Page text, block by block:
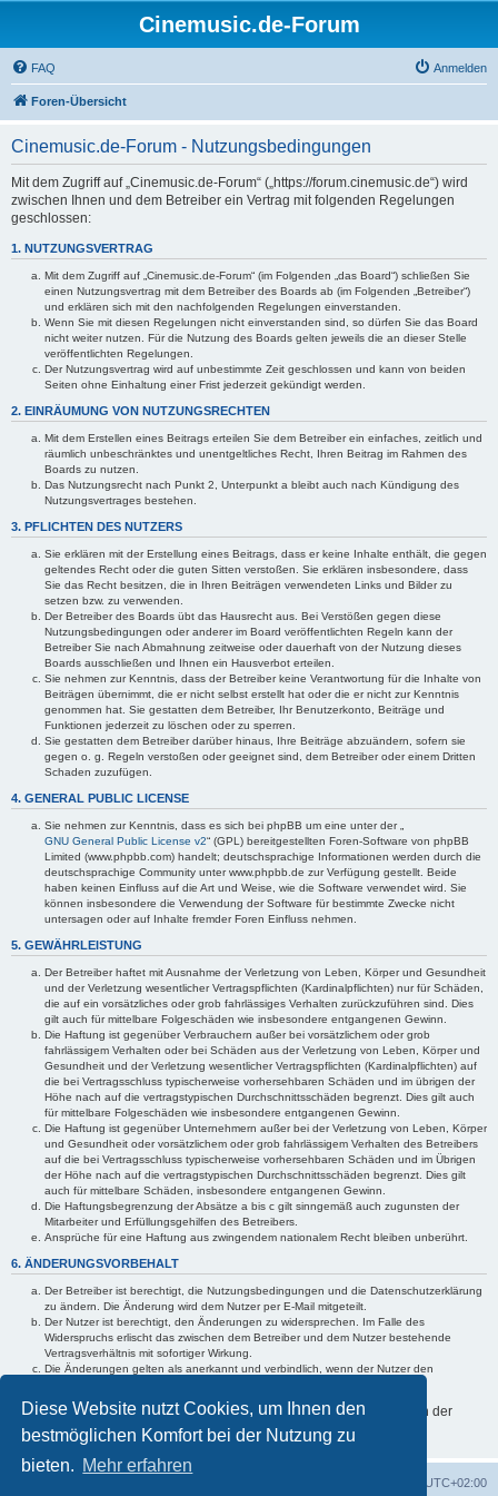
Diese Website nutzt Cookies, um Ihnen den
bestmöglichen Komfort bei der Nutzung zu
bieten. Mehr erfahren
Cinemusic.de-Forum
FAQ Anmelden
Foren-Übersicht
Cinemusic.de-Forum - Nutzungsbedingungen
Mit dem Zugriff auf „Cinemusic.de-Forum“ („https://forum.cinemusic.de“) wird
zwischen Ihnen und dem Betreiber ein Vertrag mit folgenden Regelungen
geschlossen:
1. NUTZUNGSVERTRAG
Mit dem Zugriff auf „Cinemusic.de-Forum“ (im Folgenden „das Board“) schließen Sie
einen Nutzungsvertrag mit dem Betreiber des Boards ab (im Folgenden „Betreiber“)
und erklären sich mit den nachfolgenden Regelungen einverstanden.
Wenn Sie mit diesen Regelungen nicht einverstanden sind, so dürfen Sie das Board
nicht weiter nutzen. Für die Nutzung des Boards gelten jeweils die an dieser Stelle
veröffentlichten Regelungen.
Der Nutzungsvertrag wird auf unbestimmte Zeit geschlossen und kann von beiden
Seiten ohne Einhaltung einer Frist jederzeit gekündigt werden.
2. EINRÄUMUNG VON NUTZUNGSRECHTEN
Mit dem Erstellen eines Beitrags erteilen Sie dem Betreiber ein einfaches, zeitlich und
räumlich unbeschränktes und unentgeltliches Recht, Ihren Beitrag im Rahmen des
Boards zu nutzen.
Das Nutzungsrecht nach Punkt 2, Unterpunkt a bleibt auch nach Kündigung des
Nutzungsvertrages bestehen.
3. PFLICHTEN DES NUTZERS
Sie erklären mit der Erstellung eines Beitrags, dass er keine Inhalte enthält, die gegen
geltendes Recht oder die guten Sitten verstoßen. Sie erklären insbesondere, dass
Sie das Recht besitzen, die in Ihren Beiträgen verwendeten Links und Bilder zu
setzen bzw. zu verwenden.
Der Betreiber des Boards übt das Hausrecht aus. Bei Verstößen gegen diese
Nutzungsbedingungen oder anderer im Board veröffentlichten Regeln kann der
Betreiber Sie nach Abmahnung zeitweise oder dauerhaft von der Nutzung dieses
Boards ausschließen und Ihnen ein Hausverbot erteilen.
Sie nehmen zur Kenntnis, dass der Betreiber keine Verantwortung für die Inhalte von
Beiträgen übernimmt, die er nicht selbst erstellt hat oder die er nicht zur Kenntnis
genommen hat. Sie gestatten dem Betreiber, Ihr Benutzerkonto, Beiträge und
Funktionen jederzeit zu löschen oder zu sperren.
Sie gestatten dem Betreiber darüber hinaus, Ihre Beiträge abzuändern, sofern sie
gegen o. g. Regeln verstoßen oder geeignet sind, dem Betreiber oder einem Dritten
Schaden zuzufügen.
4. GENERAL PUBLIC LICENSE
Sie nehmen zur Kenntnis, dass es sich bei phpBB um eine unter der „
GNU General Public License v2“ (GPL) bereitgestellten Foren-Software von phpBB
Limited (www.phpbb.com) handelt; deutschsprachige Informationen werden durch die
deutschsprachige Community unter www.phpbb.de zur Verfügung gestellt. Beide
haben keinen Einfluss auf die Art und Weise, wie die Software verwendet wird. Sie
können insbesondere die Verwendung der Software für bestimmte Zwecke nicht
untersagen oder auf Inhalte fremder Foren Einfluss nehmen.
5. GEWÄHRLEISTUNG
Der Betreiber haftet mit Ausnahme der Verletzung von Leben, Körper und Gesundheit
und der Verletzung wesentlicher Vertragspflichten (Kardinalpflichten) nur für Schäden,
die auf ein vorsätzliches oder grob fahrlässiges Verhalten zurückzuführen sind. Dies
gilt auch für mittelbare Folgeschäden wie insbesondere entgangenen Gewinn.
Die Haftung ist gegenüber Verbrauchern außer bei vorsätzlichem oder grob
fahrlässigem Verhalten oder bei Schäden aus der Verletzung von Leben, Körper und
Gesundheit und der Verletzung wesentlicher Vertragspflichten (Kardinalpflichten) auf
die bei Vertragsschluss typischerweise vorhersehbaren Schäden und im übrigen der
Höhe nach auf die vertragstypischen Durchschnittsschäden begrenzt. Dies gilt auch
für mittelbare Folgeschäden wie insbesondere entgangenen Gewinn.
Die Haftung ist gegenüber Unternehmern außer bei der Verletzung von Leben, Körper
und Gesundheit oder vorsätzlichem oder grob fahrlässigem Verhalten des Betreibers
auf die bei Vertragsschluss typischerweise vorhersehbaren Schäden und im Übrigen
der Höhe nach auf die vertragstypischen Durchschnittsschäden begrenzt. Dies gilt
auch für mittelbare Schäden, insbesondere entgangenen Gewinn.
Die Haftungsbegrenzung der Absätze a bis c gilt sinngemäß auch zugunsten der
Mitarbeiter und Erfüllungsgehilfen des Betreibers.
Ansprüche für eine Haftung aus zwingendem nationalem Recht bleiben unberührt.
6. ÄNDERUNGSVORBEHALT
Der Betreiber ist berechtigt, die Nutzungsbedingungen und die Datenschutzerklärung
zu ändern. Die Änderung wird dem Nutzer per E-Mail mitgeteilt.
Der Nutzer ist berechtigt, den Änderungen zu widersprechen. Im Falle des
Widerspruchs erlischt das zwischen dem Betreiber und dem Nutzer bestehende
Vertragsverhältnis mit sofortiger Wirkung.
Die Änderungen gelten als anerkannt und verbindlich, wenn der Nutzer den
Informationen über den Umgang mit Ihren persönlichen Daten sind in der
Datenschutzerklärung enthalten.
UTC+02:00